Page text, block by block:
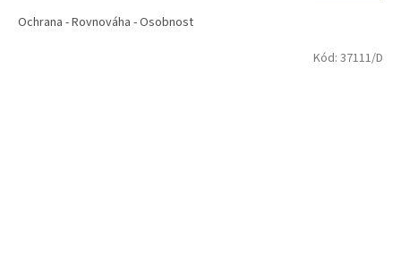
Ochrana - Rovnováha - Osobnost
Kód: 37111/D